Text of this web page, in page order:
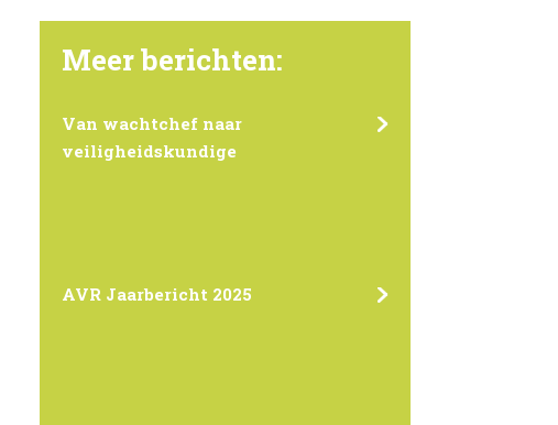
Meer berichten:
Van wachtchef naar
veiligheidskundige
AVR Jaarbericht 2025